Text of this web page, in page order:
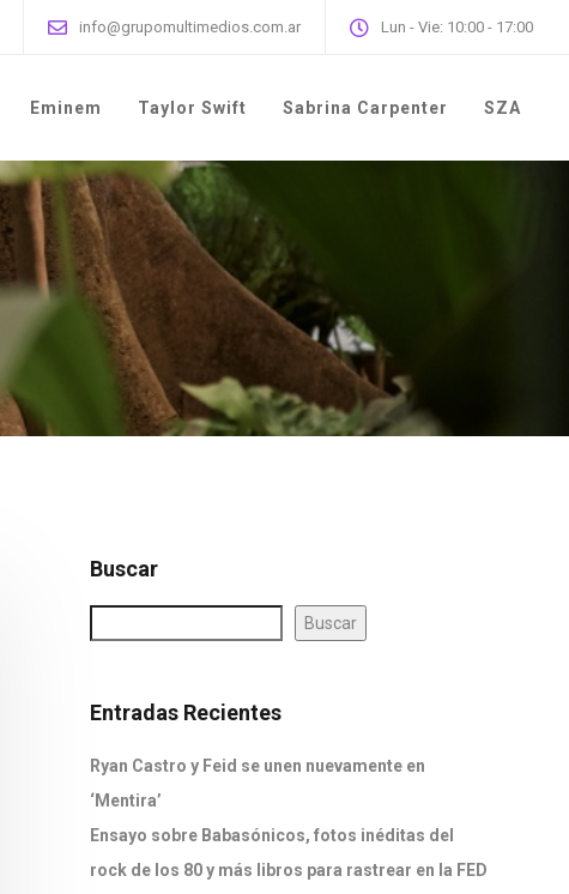
info@grupomultimedios.com.ar Lun - Vie: 10:00 - 17:00
Eminem Taylor Swift Sabrina Carpenter SZA
Buscar
Buscar
Entradas Recientes
Ryan Castro y Feid se unen nuevamente en
‘Mentira’
Ensayo sobre Babasónicos, fotos inéditas del
rock de los 80 y más libros para rastrear en la FED